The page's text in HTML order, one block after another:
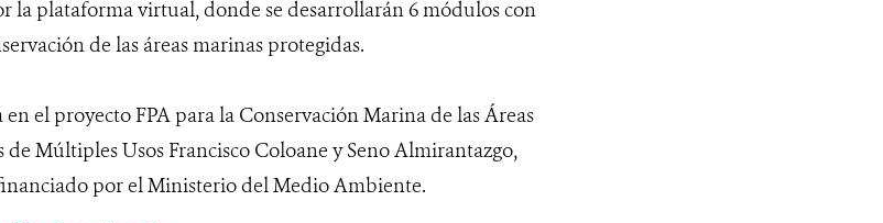
la plataforma virtual, donde se desarrollarán 6 módulos con
de las áreas marinas protegidas.
el proyecto FPA para la Conservación Marina de las Áreas
de Múltiples Usos Francisco Coloane y Seno Almirantazgo,
por el Ministerio del Medio Ambiente.